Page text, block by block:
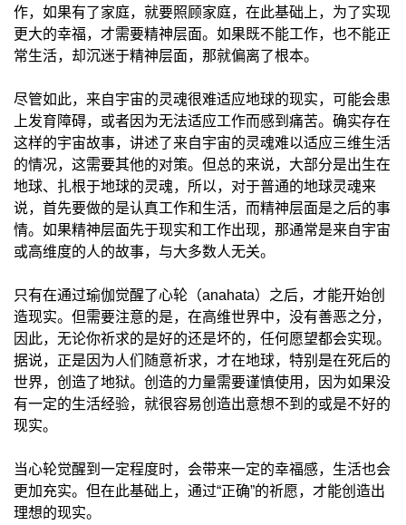
作，如果有了家庭，就要照顾家庭，在此基础上，为了实现
更大的幸福，才需要精神层面。如果既不能工作，也不能正
常生活，却沉迷于精神层面，那就偏离了根本。
尽管如此，来自宇宙的灵魂很难适应地球的现实，可能会患
上发育障碍，或者因为无法适应工作而感到痛苦。确实存在
这样的宇宙故事，讲述了来自宇宙的灵魂难以适应三维生活
的情况，这需要其他的对策。但总的来说，大部分是出生在
地球、扎根于地球的灵魂，所以，对于普通的地球灵魂来
说，首先要做的是认真工作和生活，而精神层面是之后的事
情。如果精神层面先于现实和工作出现，那通常是来自宇宙
或高维度的人的故事，与大多数人无关。
只有在通过瑜伽觉醒了心轮（anahata）之后，才能开始创
造现实。但需要注意的是，在高维世界中，没有善恶之分，
因此，无论你祈求的是好的还是坏的，任何愿望都会实现。
据说，正是因为人们随意祈求，才在地球，特别是在死后的
世界，创造了地狱。创造的力量需要谨慎使用，因为如果没
有一定的生活经验，就很容易创造出意想不到的或是不好的
现实。
当心轮觉醒到一定程度时，会带来一定的幸福感，生活也会
更加充实。但在此基础上，通过“正确”的祈愿，才能创造出
理想的现实。